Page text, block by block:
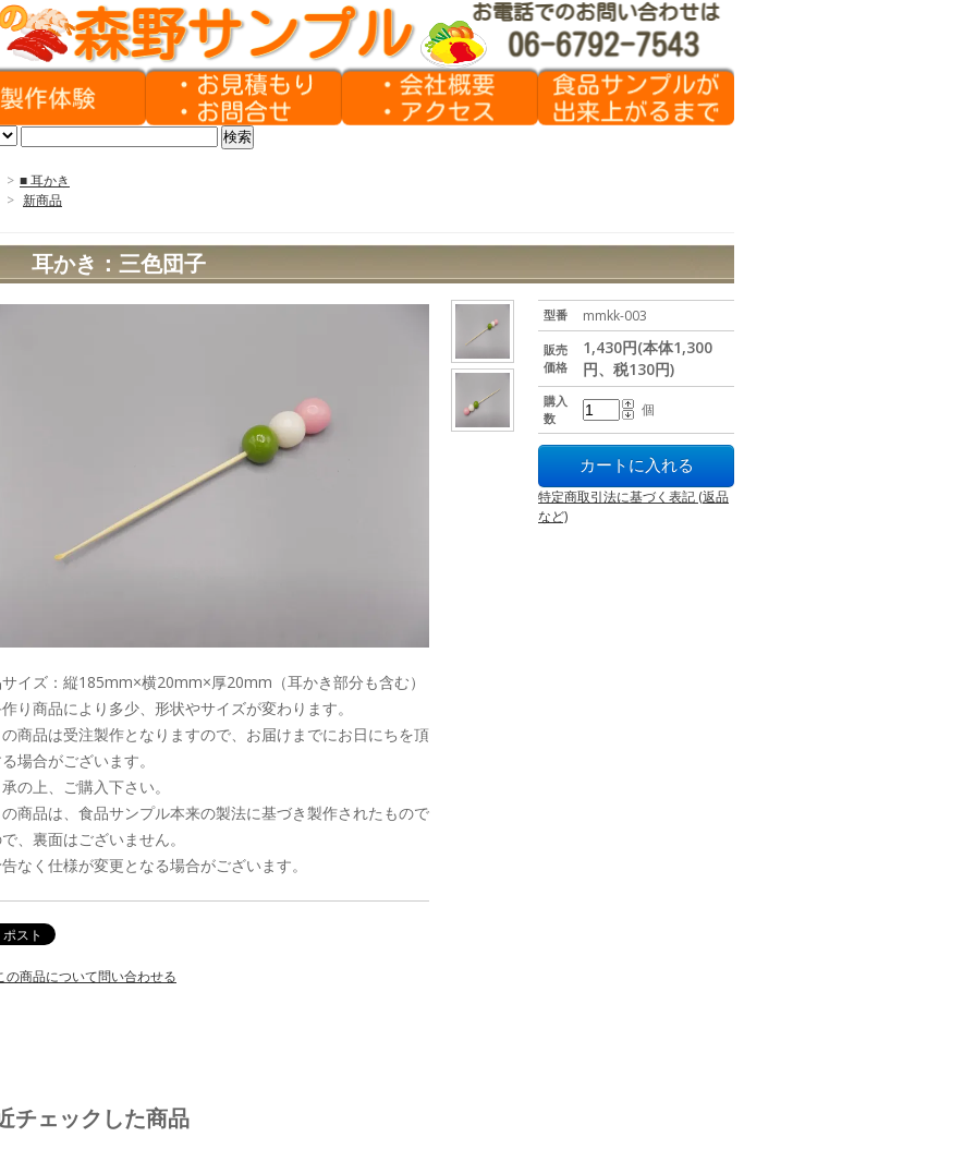
> ■ 耳かき
> 新商品
耳かき：三色団子
型番 mmkk-003
販売
価格
1,430円(本体1,300
円、税130円)
購入
数
個
特定商取引法に基づく表記 (返品
など)
イズ：縦185mm×横20mm×厚20mm（耳かき部分も含む）
り商品により多少、形状やサイズが変わります。
商品は受注製作となりますので、お届けまでにお日にちを頂
場合がございます。
の上、ご購入下さい。
商品は、食品サンプル本来の製法に基づき製作されたもので
、裏面はございません。
なく仕様が変更となる場合がございます。
の商品について問い合わせる
チェックした商品